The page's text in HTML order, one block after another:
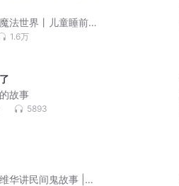
法世界丨儿童睡前
险
1.6万
故事
5893
华讲民间鬼故事 |